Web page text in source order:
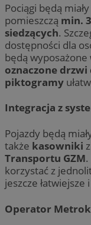
Pociągi będą miały
pomieszczą min.
siedzących.
dostępności dla
będą wyposażone
oznaczone
piktogramy
Integracja z
Pojazdy będą
także kasowniki
Transportu GZM
korzystać z
jeszcze łatwiejsze
Operator